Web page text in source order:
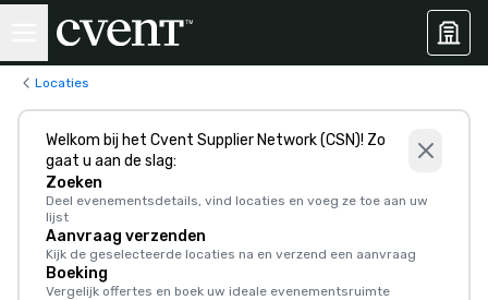
Locaties
Welkom bij het Cvent Supplier Network (CSN)! Zo
gaat u aan de slag:
Zoeken
Deel evenementsdetails, vind locaties en voeg ze toe aan uw
lijst
Aanvraag verzenden
Kijk de geselecteerde locaties na en verzend een aanvraag
Boeking
Vergelijk offertes en boek uw ideale evenementsruimte